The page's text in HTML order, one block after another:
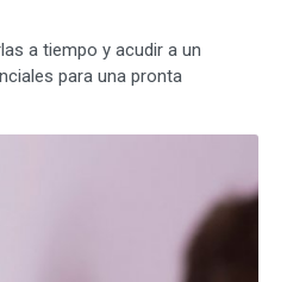
a tiempo y acudir a un
para una pronta